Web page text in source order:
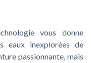
vous donne
eaux inexplorées de
passionnante, mais